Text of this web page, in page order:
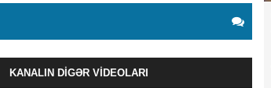
KANALIN DIGƏR VIDEOLARI